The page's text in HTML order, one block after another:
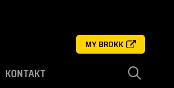
MY BROKK
KONTAKT